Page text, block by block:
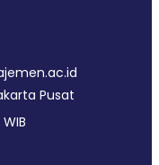
Pusat